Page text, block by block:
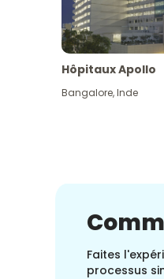
Hôpitaux Apollo
Bangalore,Inde
Faites
processus